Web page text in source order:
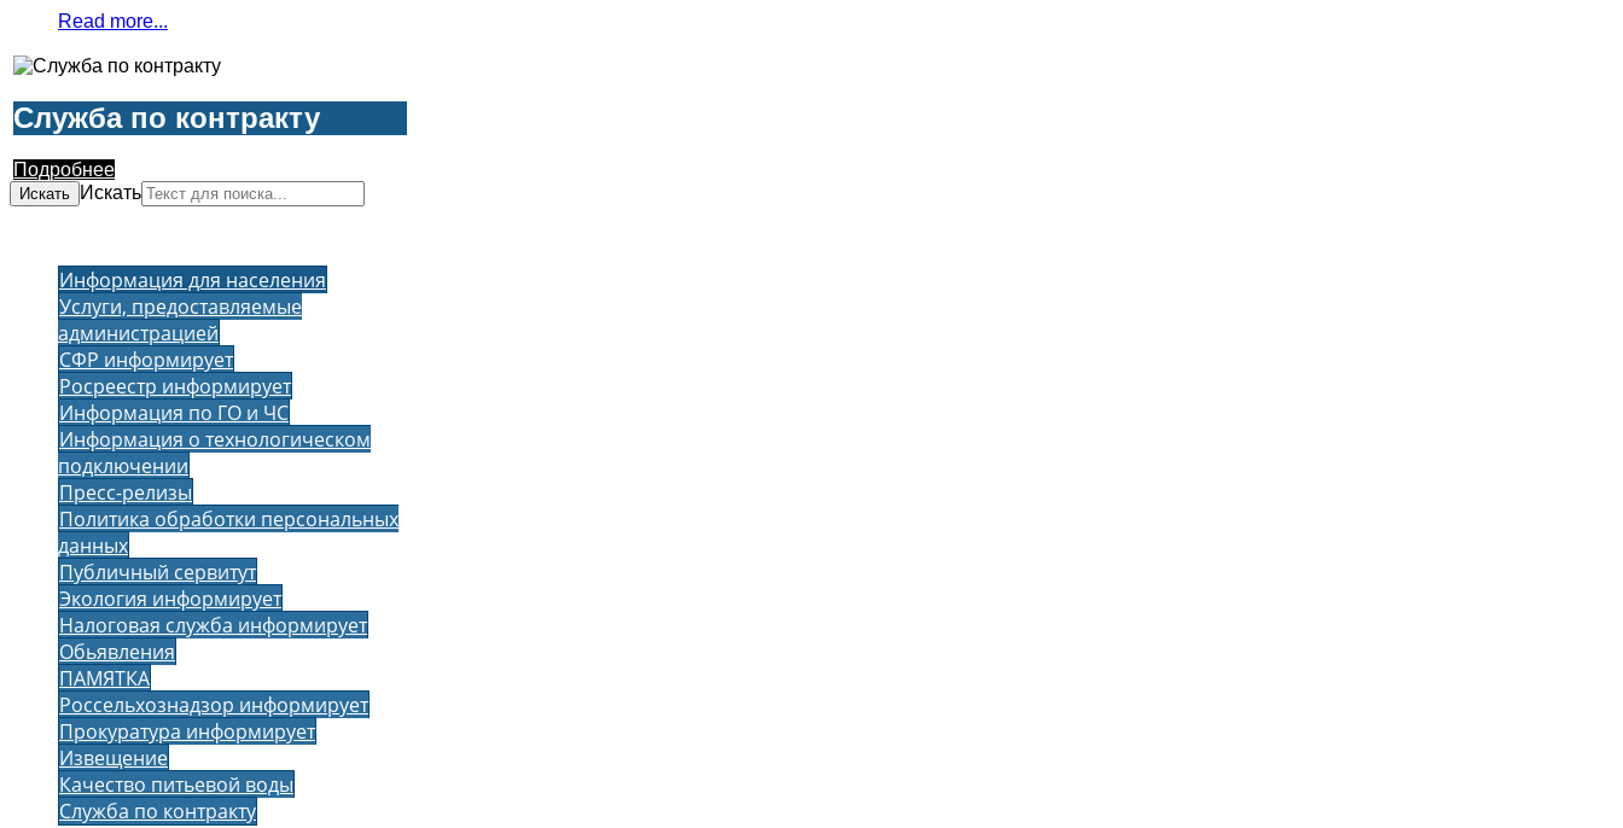
Read more...
Служба по контракту
Подробнее
Искать Искать
Информация для населения
Услуги, предоставляемые
администрацией
СФР информирует
Росреестр информирует
Информация по ГО и ЧС
Информация о технологическом
подключении
Пресс-релизы
Политика обработки персональных
данных
Публичный сервитут
Экология информирует
Налоговая служба информирует
Обьявления
ПАМЯТКА
Россельхознадзор информирует
Прокуратура информирует
Извещение
Качество питьевой воды
Служба по контракту